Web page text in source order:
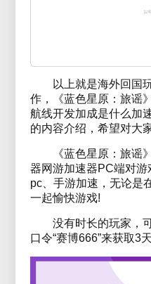
以上就是海外回国
作，《蓝色星原：旅谣
航线开发加成是什么加
的内容介绍，希望对大
《蓝色星原：旅谣
器网游加速器PC端对
pc、手游加速，无论是
一起愉快游戏!
没有时长的玩家，
口令“赛博666”来获取3